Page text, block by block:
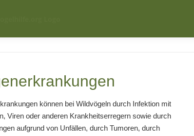
können bei Wildvögeln durch Infektion mit
Viren oder anderen Krankheitserregern sowie durch
aufgrund von Unfällen, durch Tumoren, durch